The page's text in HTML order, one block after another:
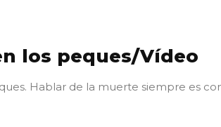
los peques/Vídeo
Hablar de la muerte siempre es